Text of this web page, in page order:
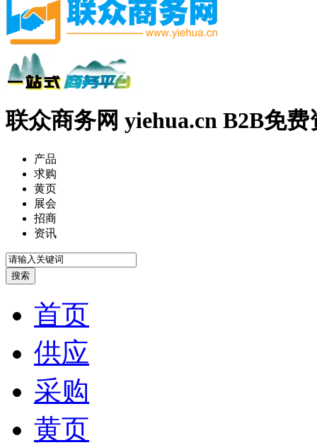
联众商务网 yiehua.cn B2B免
产品
求购
黄页
展会
招商
资讯
首页
供应
采购
黄页